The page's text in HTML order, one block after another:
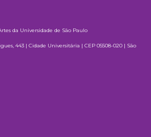
da Universidade de São Paulo
443 | Cidade Universitária | CEP 05508-020 | São